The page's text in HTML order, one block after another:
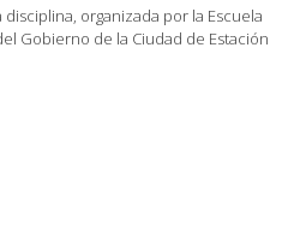
organizada por la Escuela
Gobierno de la Ciudad de Estación